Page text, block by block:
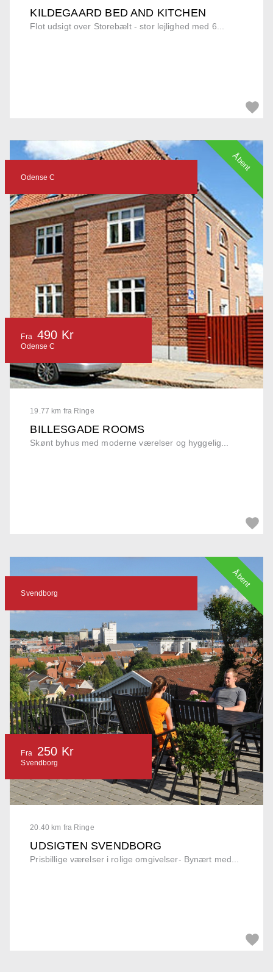
KILDEGAARD BED AND KITCHEN
Flot udsigt over Storebælt - stor lejlighed med 6...
19.77 km fra Ringe
BILLESGADE ROOMS
Skønt byhus med moderne værelser og hyggelig...
Odense C
Fra 490 Kr
Odense C
Åbent
20.40 km fra Ringe
UDSIGTEN SVENDBORG
Prisbillige værelser i rolige omgivelser- Bynært med...
Svendborg
Fra 250 Kr
Svendborg
Åbent